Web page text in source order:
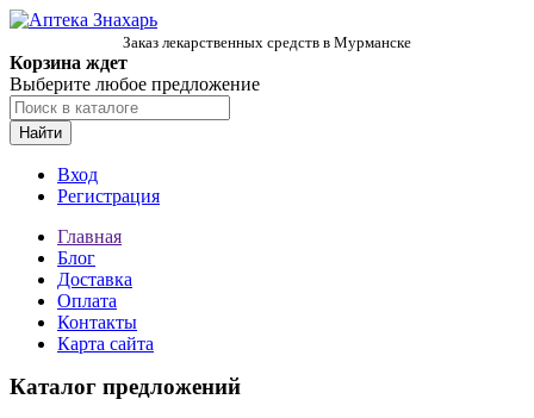
Заказ лекарственных средств в Мурманске
Корзина ждет
Выберите любое предложение
Найти
Вход
Регистрация
Главная
Блог
Доставка
Оплата
Контакты
Карта сайта
Каталог предложений